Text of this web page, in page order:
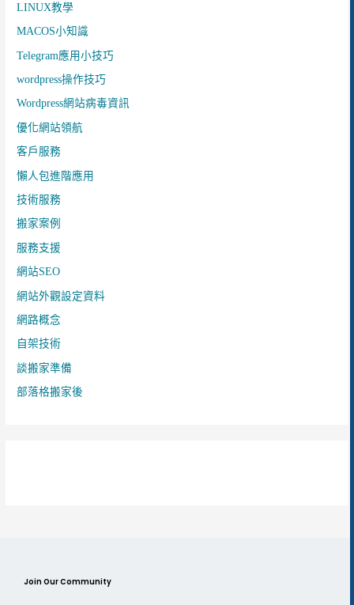
LINUX教學
MACOS小知識
Telegram應用小技巧
wordpress操作技巧
Wordpress網站病毒資訊
優化網站領航
客戶服務
懶人包進階應用
技術服務
搬家案例
服務支援
網站SEO
網站外觀設定資料
網路概念
自架技術
談搬家準備
部落格搬家後
Join Our Community